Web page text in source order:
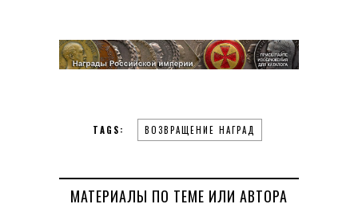
TAGS: ВОЗВРАЩЕНИЕ НАГРАД
МАТЕРИАЛЫ ПО ТЕМЕ ИЛИ АВТОРА